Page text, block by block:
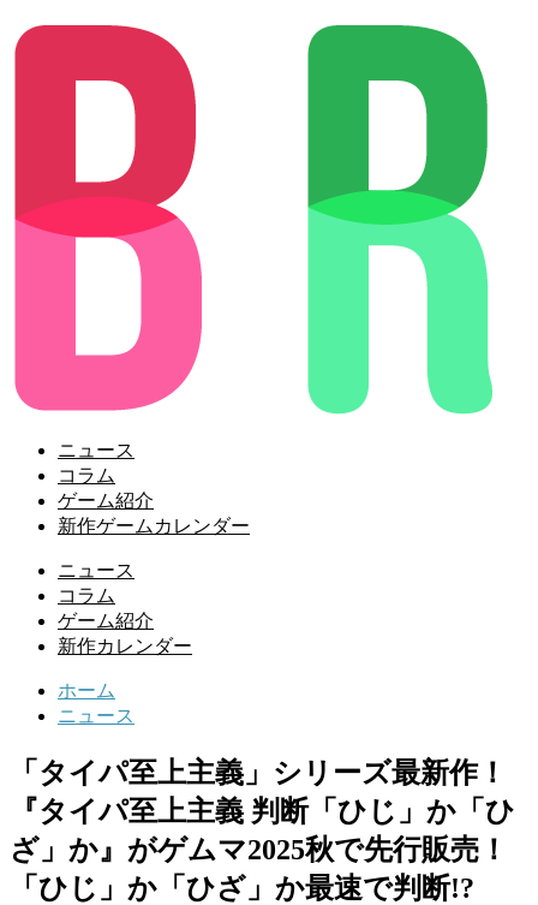
ニュース
コラム
ゲーム紹介
新作ゲームカレンダー
ニュース
コラム
ゲーム紹介
新作カレンダー
ホーム
ニュース
「タイパ至上主義」シリーズ最新作！
『タイパ至上主義 判断「ひじ」か「ひ
ざ」か』がゲムマ2025秋で先行販売！
「ひじ」か「ひざ」か最速で判断!?